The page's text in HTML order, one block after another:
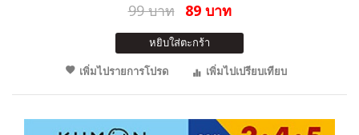
99 บาท 89 บาท
หยิบใส่ตะกร้า
เพิ่มไปรายการโปรด
เพิ่มไปเปรียบเทียบ